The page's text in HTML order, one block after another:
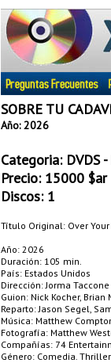
SOBRE TU
Año: 2026
Categoria: DVDS
Precio: 15000 $ar
Discos: 1
Título Original: Over
Año: 2026
Duración: 105 min.
País: Estados Unidos
Dirección: Jorma Taccone
Guion: Nick Kocher, Brian
Reparto: Jason Segel,
Música: Matthew
Fotografía: Matthew
Compañías: 74
Género: Comedia.